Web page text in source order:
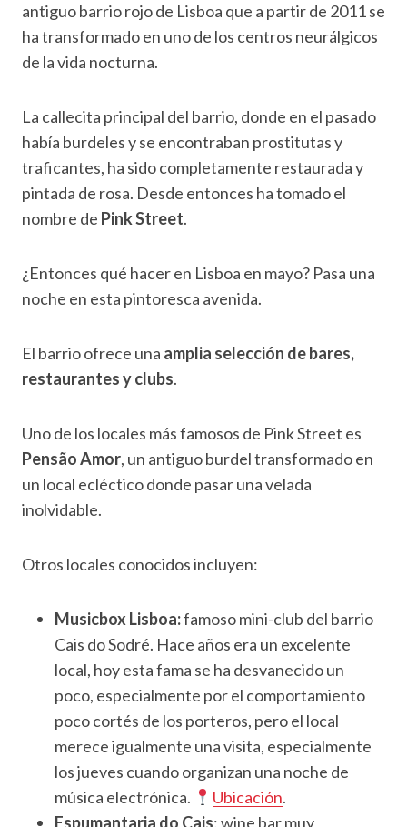
antiguo barrio rojo de Lisboa que a partir de 2011 se
ha transformado en uno de los centros neurálgicos
de la vida nocturna.
La callecita principal del barrio, donde en el pasado
había burdeles y se encontraban prostitutas y
traficantes, ha sido completamente restaurada y
pintada de rosa. Desde entonces ha tomado el
nombre de Pink Street.
¿Entonces qué hacer en Lisboa en mayo? Pasa una
noche en esta pintoresca avenida.
El barrio ofrece una amplia selección de bares,
restaurantes y clubs.
Uno de los locales más famosos de Pink Street es
Pensão Amor, un antiguo burdel transformado en
un local ecléctico donde pasar una velada
inolvidable.
Otros locales conocidos incluyen:
Musicbox Lisboa:famoso mini-club del barrio
Cais do Sodré. Hace años era un excelente
local, hoy esta fama se ha desvanecido un
poco, especialmente por el comportamiento
poco cortés de los porteros, pero el local
merece igualmente una visita, especialmente
los jueves cuando organizan una noche de
música electrónica.
Ubicación.
Espumantaria do Cais: wine bar muy